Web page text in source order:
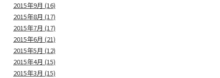
2015年9月 (16)
2015年8月 (17)
2015年7月 (17)
2015年6月 (21)
2015年5月 (12)
2015年4月 (15)
2015年3月 (15)